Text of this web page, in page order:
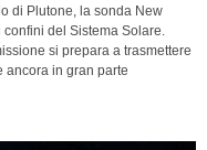
di Plutone, la sonda New
del Sistema Solare.
si prepara a trasmettere
ancora in gran parte